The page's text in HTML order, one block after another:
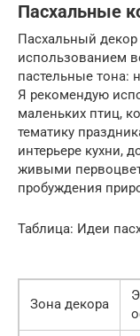
Пасхальные
Пасхальный
использованием
пастельные тона:
Я рекомендую
маленьких птиц,
тематику
интерьере кухни,
живыми
пробуждения
Таблица: Идеи
Зона декора